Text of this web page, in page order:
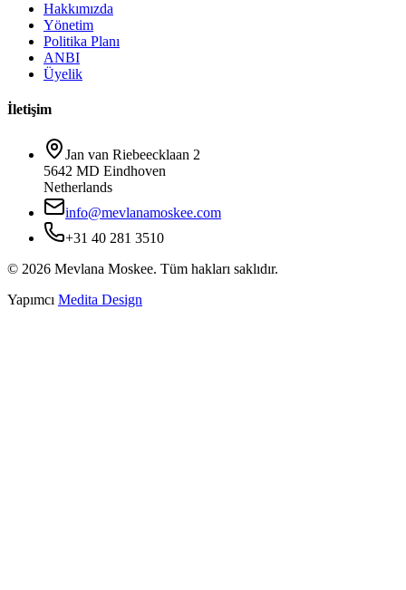
Hakkımızda
Yönetim
Politika Planı
ANBI
Üyelik
İletişim
Jan van Riebeecklaan 2
5642 MD Eindhoven
Netherlands
info@mevlanamoskee.com
+31 40 281 3510
© 2026 Mevlana Moskee. Tüm hakları saklıdır.
Yapımcı Medita Design